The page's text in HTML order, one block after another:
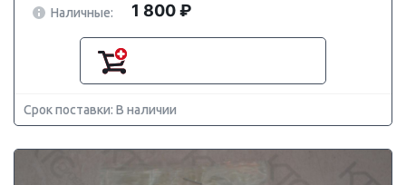
Наличные:
1 800 ₽
Срок поставки: В наличии